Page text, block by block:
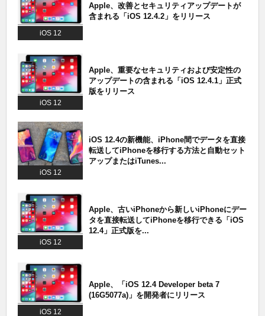
iOS 12
Apple、改善とセキュリティアップデートが
含まれる「iOS 12.4.2」をリリース
iOS 12
Apple、重要なセキュリティおよび安定性の
アップデートの含まれる「iOS 12.4.1」正式
版をリリース
iOS 12
iOS 12.4の新機能、iPhone間でデータを直接
転送してiPhoneを移行する方法と自動セット
アップまたはiTunes...
iOS 12
Apple、古いiPhoneから新しいiPhoneにデー
タを直接転送してiPhoneを移行できる「iOS
12.4」正式版を...
iOS 12
Apple、「iOS 12.4 Developer beta 7
(16G5077a)」を開発者にリリース